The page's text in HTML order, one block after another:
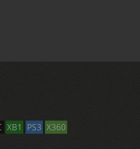
XB1 PS3 X360